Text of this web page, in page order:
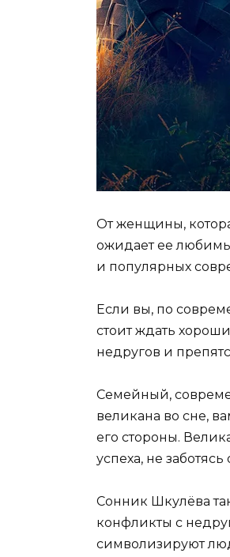
От женщины,
ожидает ее
и популярных
Если вы, по
стоит ждать
недругов и
Семейный,
великана во сне,
его стороны.
успеха, не
Сонник Шкулёва
конфликты с
символизируют